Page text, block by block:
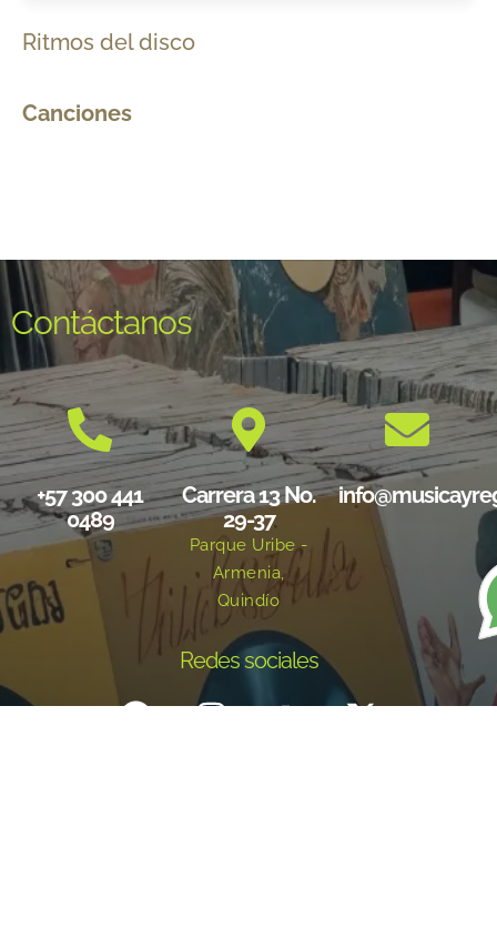
Ritmos del disco
Canciones
Contáctanos
+57 300 441
0489
Carrera 13 No.
29-37
Parque Uribe -
Armenia,
Quindío
Redes sociales